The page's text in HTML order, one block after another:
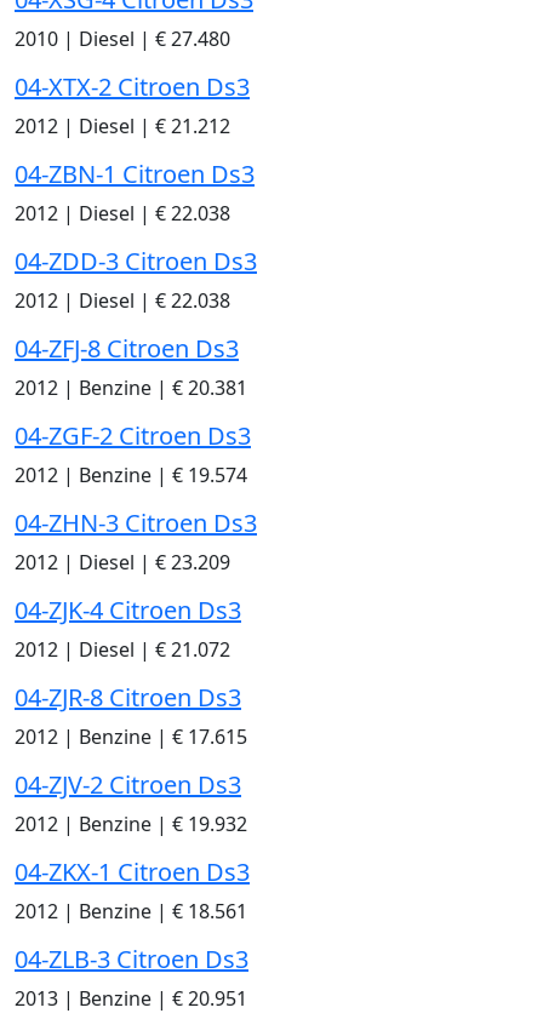
2010 | Diesel | € 27.480
04-XTX-2 Citroen Ds3
2012 | Diesel | € 21.212
04-ZBN-1 Citroen Ds3
2012 | Diesel | € 22.038
04-ZDD-3 Citroen Ds3
2012 | Diesel | € 22.038
04-ZFJ-8 Citroen Ds3
2012 | Benzine | € 20.381
04-ZGF-2 Citroen Ds3
2012 | Benzine | € 19.574
04-ZHN-3 Citroen Ds3
2012 | Diesel | € 23.209
04-ZJK-4 Citroen Ds3
2012 | Diesel | € 21.072
04-ZJR-8 Citroen Ds3
2012 | Benzine | € 17.615
04-ZJV-2 Citroen Ds3
2012 | Benzine | € 19.932
04-ZKX-1 Citroen Ds3
2012 | Benzine | € 18.561
04-ZLB-3 Citroen Ds3
2013 | Benzine | € 20.951